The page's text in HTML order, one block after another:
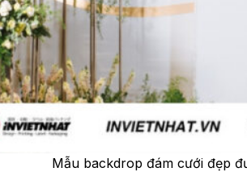
Mẫu backdrop đám cưới đẹp